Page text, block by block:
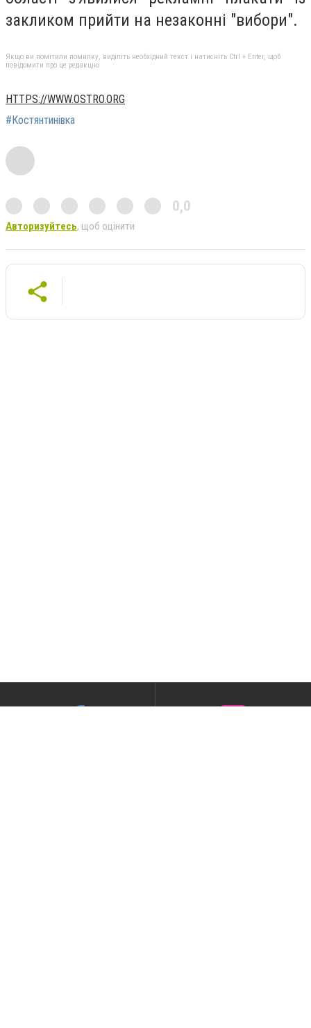
закликом прийти на незаконні "вибори".
Якщо ви помітили помилку, виділіть необхідний текст і натисніть Ctrl + Enter, щоб
повідомити про це редакцію
HTTPS://WWW.OSTRO.ORG
#Костянтинівка
0,0
Авторизуйтесь, щоб оцінити